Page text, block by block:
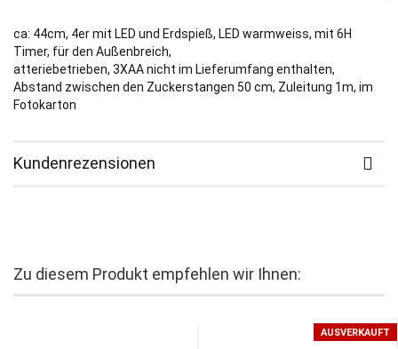
ca: 44cm, 4er mit LED und Erdspieß, LED warmweiss, mit 6H
Timer, für den Außenbreich,
atteriebetrieben, 3XAA nicht im Lieferumfang enthalten,
Abstand zwischen den Zuckerstangen 50 cm, Zuleitung 1m, im
Fotokarton
Kundenrezensionen
Zu diesem Produkt empfehlen wir Ihnen:
AUSVERKAUFT